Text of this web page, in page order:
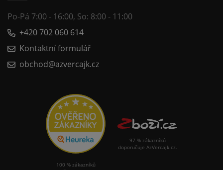
Po-Pá 7:00 - 16:00, So: 8:00 - 11:00
+420 702 060 614
Kontaktní formulář
obchod@azvercajk.cz
100 % zákazníků
97 % zákazníků
doporučuje AzVercajk.cz.